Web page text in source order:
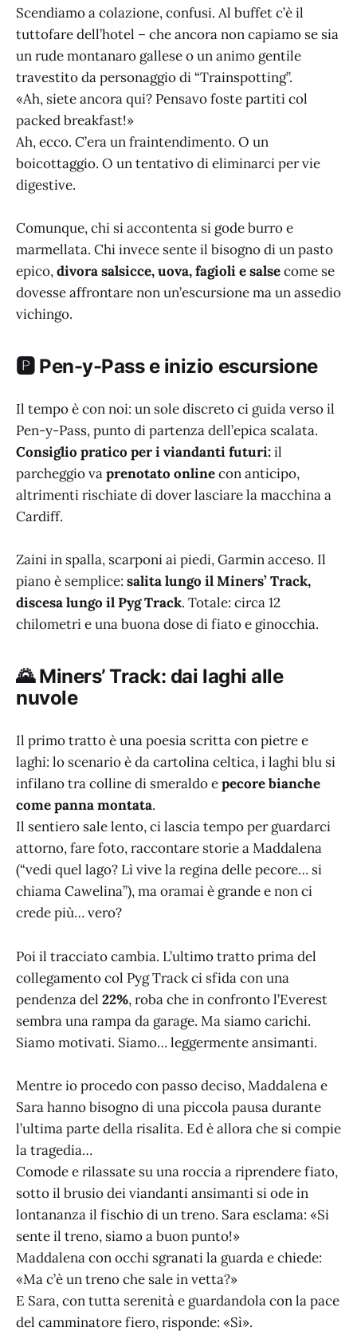
Scendiamo a colazione, confusi. Al buffet c’è il
tuttofare dell’hotel – che ancora non capiamo se sia
un rude montanaro gallese o un animo gentile
travestito da personaggio di “Trainspotting”.
«Ah, siete ancora qui? Pensavo foste partiti col
packed breakfast!»
Ah, ecco. C’era un fraintendimento. O un
boicottaggio. O un tentativo di eliminarci per vie
digestive.
Comunque, chi si accontenta si gode burro e
marmellata. Chi invece sente il bisogno di un pasto
epico,divora salsicce, uova, fagioli e salsecome se
dovesse affrontare non un’escursione ma un assedio
vichingo.
🅿️ Pen-y-Pass e inizio escursione
Il tempo è con noi: un sole discreto ci guida verso il
Pen-y-Pass, punto di partenza dell’epica scalata.
Consiglio pratico per i viandanti futuri:il
parcheggio vaprenotato onlinecon anticipo,
altrimenti rischiate di dover lasciare la macchina a
Cardiff.
Zaini in spalla, scarponi ai piedi, Garmin acceso. Il
piano è semplice: salita lungo il Miners’ Track,
discesa lungo il Pyg Track. Totale: circa 12
chilometri e una buona dose di fiato e ginocchia.
🌄 Miners’ Track: dai laghi alle
nuvole
Il primo tratto è una poesia scritta con pietre e
laghi: lo scenario è da cartolina celtica, i laghi blu si
infilano tra colline di smeraldo epecore bianche
come panna montata.
Il sentiero sale lento, ci lascia tempo per guardarci
attorno, fare foto, raccontare storie a Maddalena
(“vedi quel lago? Lì vive la regina delle pecore… si
chiama Cawelina”), ma oramai è grande e non ci
crede più… vero?
Poi il tracciato cambia. L’ultimo tratto prima del
collegamento col Pyg Track ci sfida con una
pendenza del 22%, roba che in confronto l’Everest
sembra una rampa da garage. Ma siamo carichi.
Siamo motivati. Siamo… leggermente ansimanti.
Mentre io procedo con passo deciso, Maddalena e
Sara hanno bisogno di una piccola pausa durante
l’ultima parte della risalita. Ed è allora che si compie
la tragedia…
Comode e rilassate su una roccia a riprendere fiato,
sotto il brusio dei viandanti ansimanti si ode in
lontananza il fischio di un treno. Sara esclama: «Si
sente il treno, siamo a buon punto!»
Maddalena con occhi sgranati la guarda e chiede:
«Ma c’è un treno che sale in vetta?»
E Sara, con tutta serenità e guardandola con la pace
del camminatore fiero, risponde: «Sì».